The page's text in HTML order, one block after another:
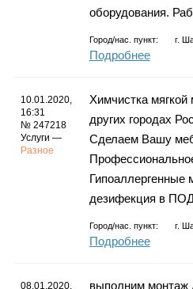
оборудования.
Город/нас. пункт: г.
Подробнее
10.01.2020,
16:31
№ 247218
Услуги —
Разное
Химчистка
других городах
Сделаем Вашу
Гипоаллергенные
дезифекция в
Город/нас. пункт: г.
Подробнее
08.01.2020,
выполним монтаж